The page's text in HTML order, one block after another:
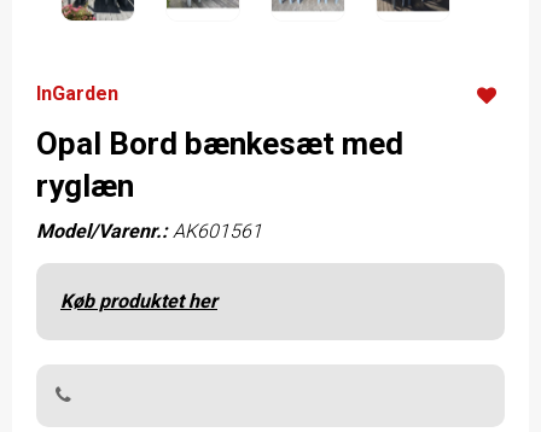
InGarden
Opal Bord bænkesæt med
ryglæn
Model/Varenr.: AK601561
Køb produktet her